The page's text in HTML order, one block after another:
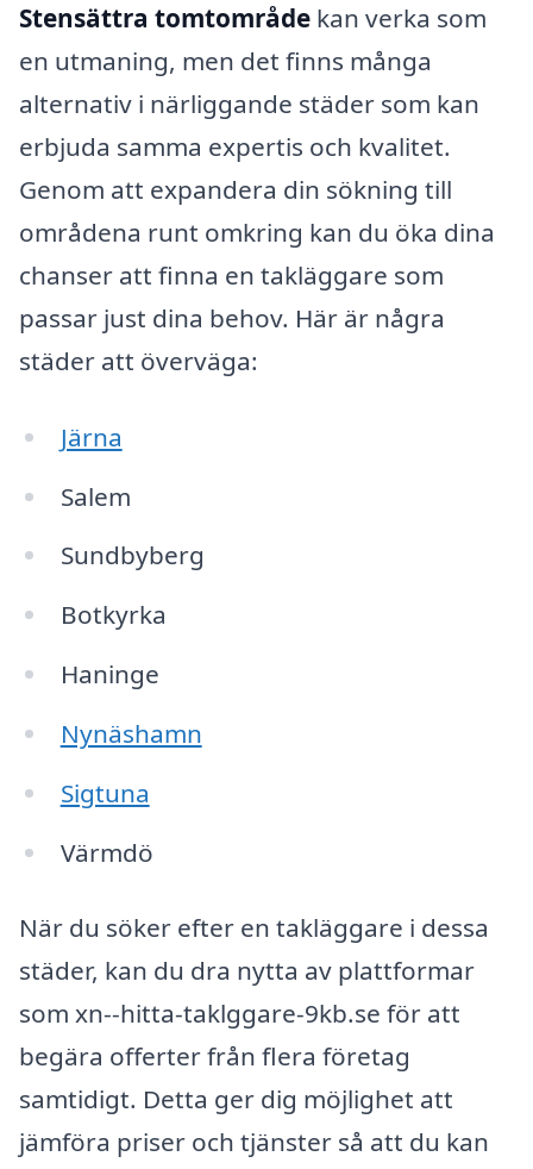
Stensättra tomtområde kan verka som
en utmaning, men det finns många
alternativ i närliggande städer som kan
erbjuda samma expertis och kvalitet.
Genom att expandera din sökning till
områdena runt omkring kan du öka dina
chanser att finna en takläggare som
passar just dina behov. Här är några
städer att överväga:
Järna
Salem
Sundbyberg
Botkyrka
Haninge
Nynäshamn
Sigtuna
Värmdö
När du söker efter en takläggare i dessa
städer, kan du dra nytta av plattformar
som xn--hitta-taklggare-9kb.se för att
begära offerter från flera företag
samtidigt. Detta ger dig möjlighet att
jämföra priser och tjänster så att du kan